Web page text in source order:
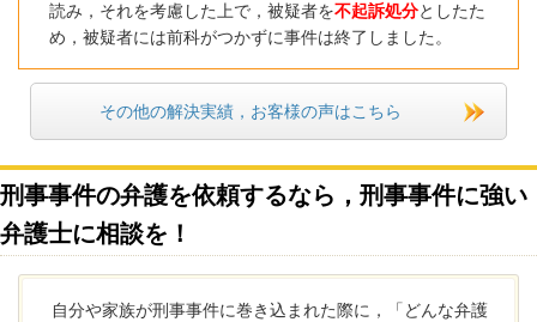
読み，それを考慮した上で，被疑者を不起訴処分としたた
め，被疑者には前科がつかずに事件は終了しました。
その他の解決実績，お客様の声はこちら
刑事事件の弁護を依頼するなら，刑事事件に強い
弁護士に相談を！
自分や家族が刑事事件に巻き込まれた際に，「どんな弁護